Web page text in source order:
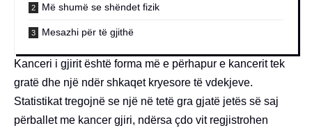
Më shumë se shëndet fizik
Mesazhi për të gjithë
Kanceri i gjirit është forma më e përhapur e kancerit tek
gratë dhe një ndër shkaqet kryesore të vdekjeve.
Statistikat tregojnë se një në tetë gra gjatë jetës së saj
përballet me kancer gjiri, ndërsa çdo vit regjistrohen